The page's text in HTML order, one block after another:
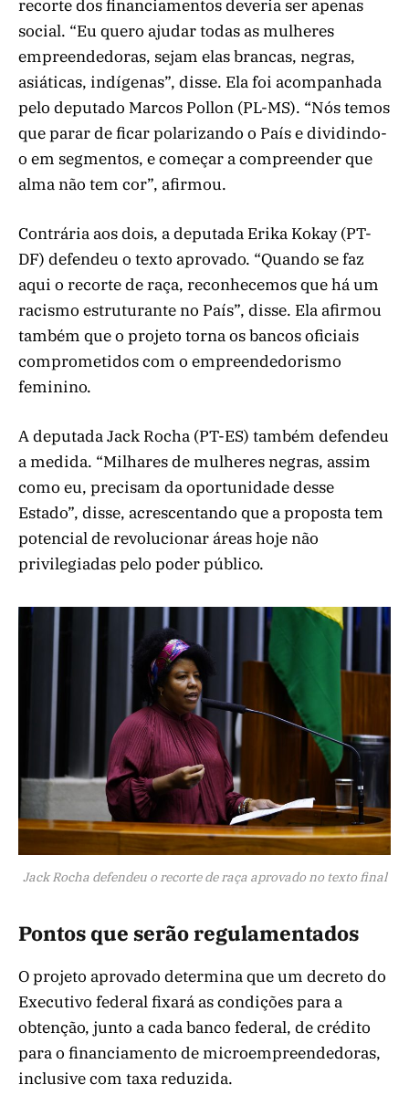
recorte dos financiamentos deveria ser apenas
social. “Eu quero ajudar todas as mulheres
empreendedoras, sejam elas brancas, negras,
asiáticas, indígenas”, disse. Ela foi acompanhada
pelo deputado Marcos Pollon (PL-MS). “Nós temos
que parar de ficar polarizando o País e dividindo-
o em segmentos, e começar a compreender que
alma não tem cor”, afirmou.
Contrária aos dois, a deputada Erika Kokay (PT-
DF) defendeu o texto aprovado. “Quando se faz
aqui o recorte de raça, reconhecemos que há um
racismo estruturante no País”, disse. Ela afirmou
também que o projeto torna os bancos oficiais
comprometidos com o empreendedorismo
feminino.
A deputada Jack Rocha (PT-ES) também defendeu
a medida. “Milhares de mulheres negras, assim
como eu, precisam da oportunidade desse
Estado”, disse, acrescentando que a proposta tem
potencial de revolucionar áreas hoje não
privilegiadas pelo poder público.
Jack Rocha defendeu o recorte de raça aprovado no texto final
Pontos que serão regulamentados
O projeto aprovado determina que um decreto do
Executivo federal fixará as condições para a
obtenção, junto a cada banco federal, de crédito
para o financiamento de microempreendedoras,
inclusive com taxa reduzida.